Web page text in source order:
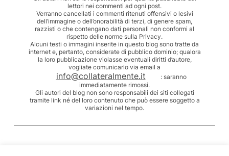
lettori nei commenti ad ogni post.
Verranno cancellati i commenti ritenuti offensivi o lesivi
dell’immagine o dell’onorabilità di terzi, di genere spam,
razzisti o che contengano dati personali non conformi al
rispetto delle norme sulla Privacy.
Alcuni testi o immagini inserite in questo blog sono tratte da
internet e, pertanto, considerate di pubblico dominio; qualora
la loro pubblicazione violasse eventuali diritti d’autore,
vogliate comunicarlo via email a
info@collateralmente.it
: saranno
immediatamente rimossi.
Gli autori del blog non sono responsabili dei siti collegati
tramite link né del loro contenuto che può essere soggetto a
variazioni nel tempo.